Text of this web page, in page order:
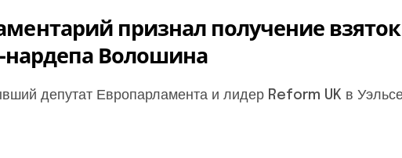
признал получение взяток
нардепа Волошина